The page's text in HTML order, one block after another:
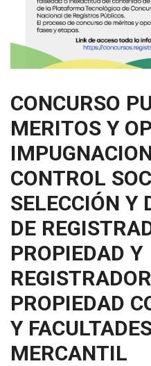
CONCURSO
MERITOS Y
CONTROL
SELECCIÓN Y
DE
PROPIEDAD Y
PROPIEDAD
Y
MERCANTIL